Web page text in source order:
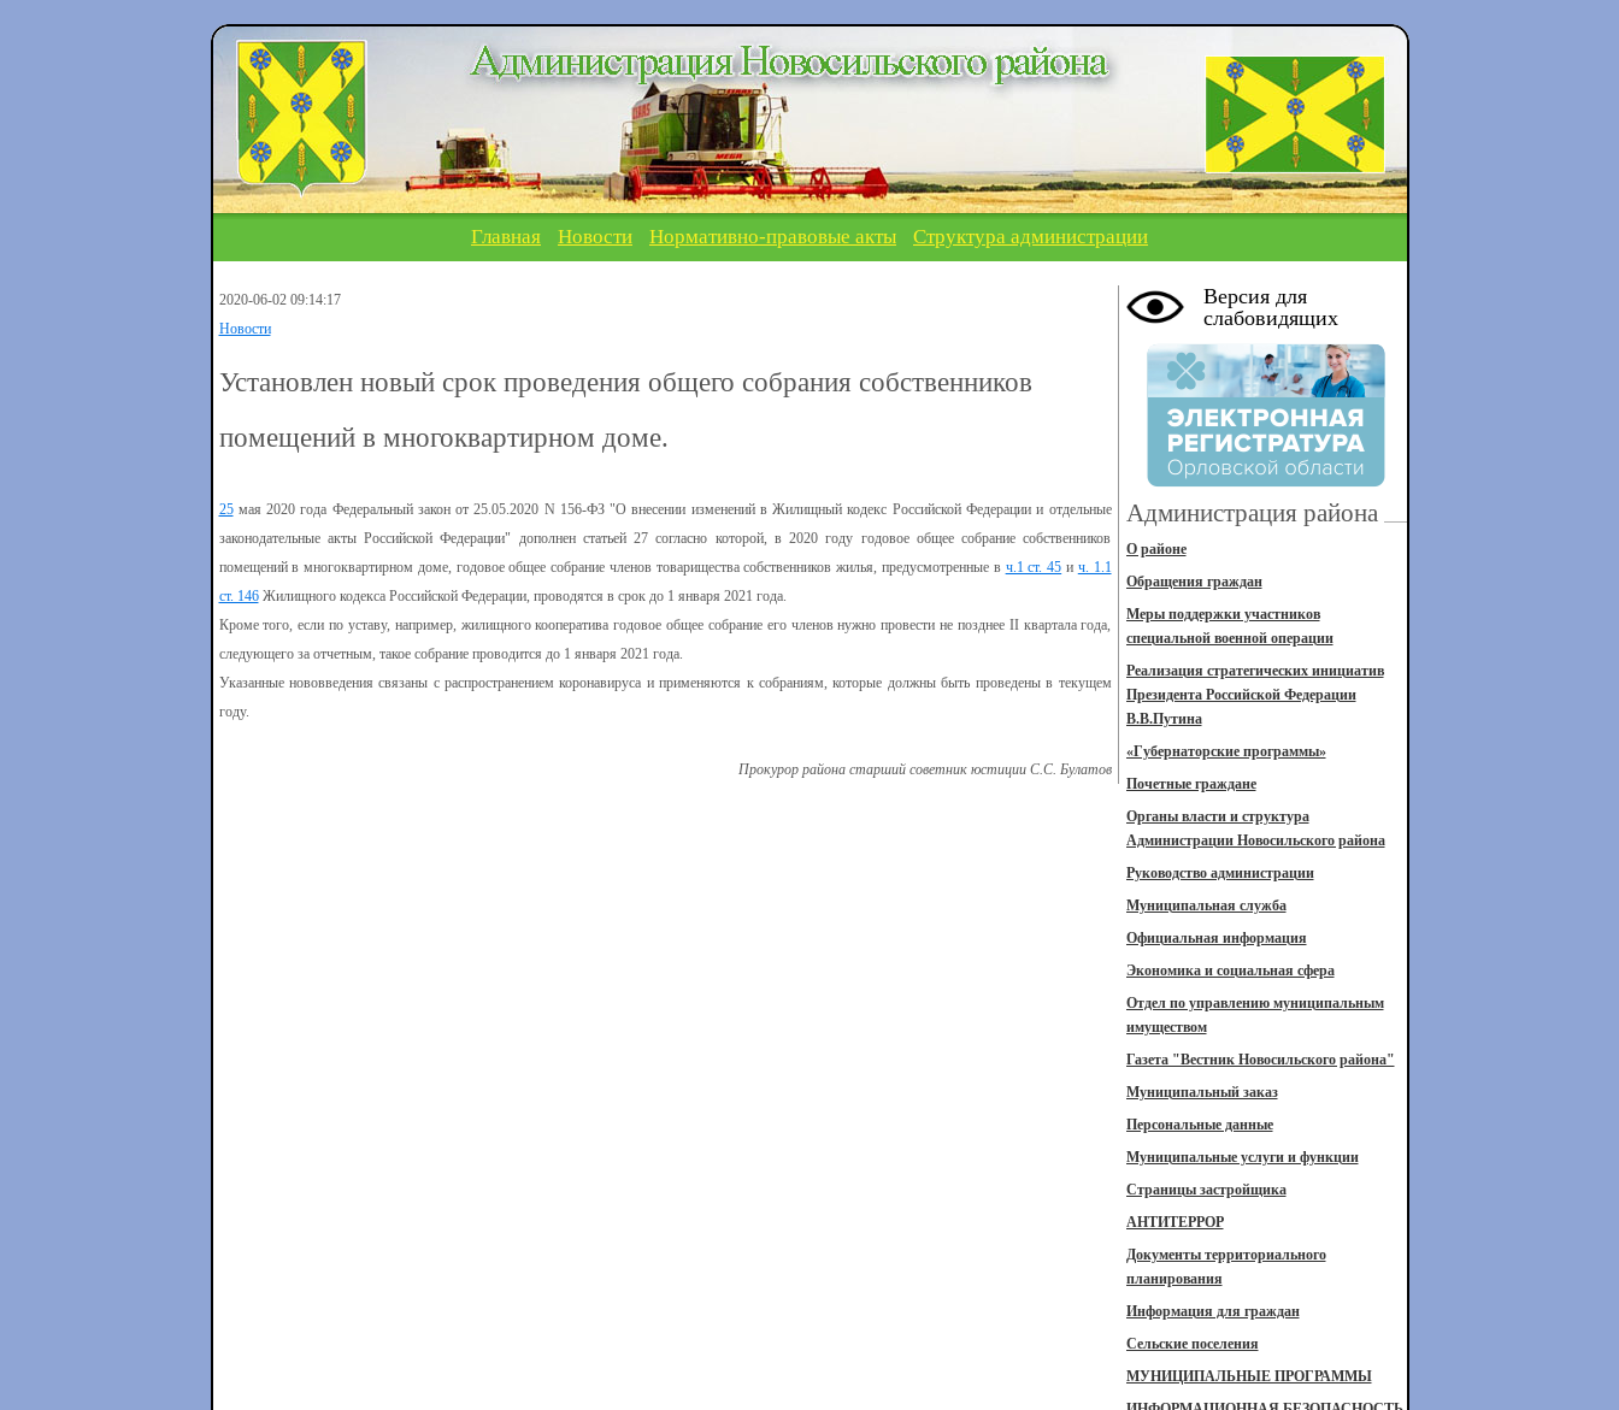
Главная Новости Нормативно-правовые акты Структура администрации
2020-06-02 09:14:17
Новости
Установлен новый срок проведения общего собрания собственников
помещений в многоквартирном доме.
25мая 2020 года Федеральный закон от 25.05.2020 N 156-ФЗ "О внесении изменений в Жилищный кодекс Российской Федерации и отдельные
законодательные акты Российской Федерации" дополнен статьей 27 согласно которой, в 2020 году годовое общее собрание собственников
помещений в многоквартирном доме, годовое общее собрание членов товарищества собственников жилья, предусмотренные в ч.1 ст. 45 и ч. 1.1
ст. 146Жилищного кодекса Российской Федерации, проводятся в срок до 1 января 2021 года.
Кроме того, если по уставу, например, жилищного кооператива годовое общее собрание его членов нужно провести не позднее II квартала года,
следующего за отчетным, такое собрание проводится до 1 января 2021 года.
Указанные нововведения связаны с распространением коронавируса и применяются к собраниям, которые должны быть проведены в текущем
году.
Прокурор района старший советник юстиции С.С. Булатов
Версия для
слабовидящих
Администрация района
О районе
Обращения граждан
Меры поддержки участников
специальной военной операции
Реализация стратегических инициатив
Президента Российской Федерации
В.В.Путина
«Губернаторские программы»
Почетные граждане
Органы власти и структура
Администрации Новосильского района
Руководство администрации
Муниципальная служба
Официальная информация
Экономика и социальная сфера
Отдел по управлению муниципальным
имуществом
Газета "Вестник Новосильского района"
Муниципальный заказ
Персональные данные
Муниципальные услуги и функции
Страницы застройщика
АНТИТЕРРОР
Документы территориального
планирования
Информация для граждан
Сельские поселения
МУНИЦИПАЛЬНЫЕ ПРОГРАММЫ